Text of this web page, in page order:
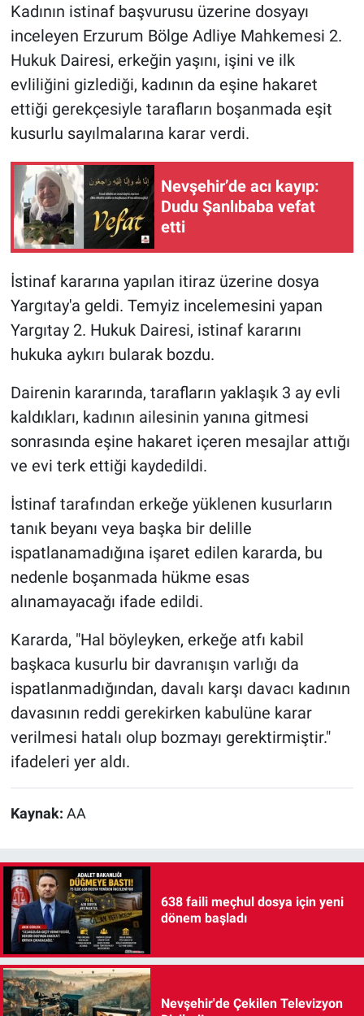
Kadının istinaf başvurusu üzerine dosyayı
inceleyen Erzurum Bölge Adliye Mahkemesi 2.
Hukuk Dairesi, erkeğin yaşını, işini ve ilk
evliliğini gizlediği, kadının da eşine hakaret
ettiği gerekçesiyle tarafların boşanmada eşit
kusurlu sayılmalarına karar verdi.
Nevşehir’de acı kayıp:
Dudu Şanlıbaba vefat
etti
İstinaf kararına yapılan itiraz üzerine dosya
Yargıtay'a geldi. Temyiz incelemesini yapan
Yargıtay 2. Hukuk Dairesi, istinaf kararını
hukuka aykırı bularak bozdu.
Dairenin kararında, tarafların yaklaşık 3 ay evli
kaldıkları, kadının ailesinin yanına gitmesi
sonrasında eşine hakaret içeren mesajlar attığı
ve evi terk ettiği kaydedildi.
İstinaf tarafından erkeğe yüklenen kusurların
tanık beyanı veya başka bir delille
ispatlanamadığına işaret edilen kararda, bu
nedenle boşanmada hükme esas
alınamayacağı ifade edildi.
Kararda, "Hal böyleyken, erkeğe atfı kabil
başkaca kusurlu bir davranışın varlığı da
ispatlanmadığından, davalı karşı davacı kadının
davasının reddi gerekirken kabulüne karar
verilmesi hatalı olup bozmayı gerektirmiştir."
ifadeleri yer aldı.
Kaynak: AA
638 faili meçhul dosya için yeni
dönem başladı
Nevşehir'de Çekilen Televizyon